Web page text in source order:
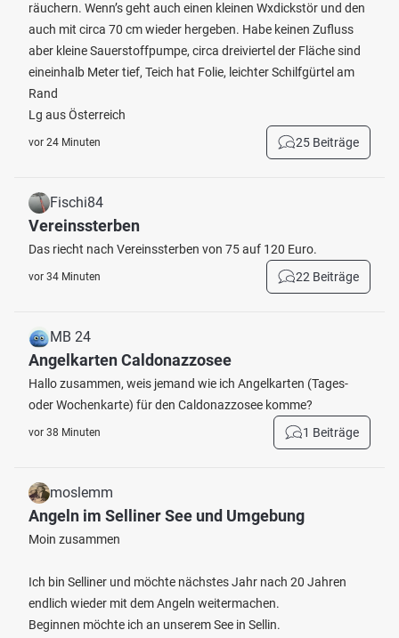
räuchern. Wenn’s geht auch einen kleinen Wxdickstör und den
auch mit circa 70 cm wieder hergeben. Habe keinen Zufluss
aber kleine Sauerstoffpumpe, circa dreiviertel der Fläche sind
eineinhalb Meter tief, Teich hat Folie, leichter Schilfgürtel am
Rand
Lg aus Österreich
vor 24 Minuten 25 Beiträge
Fischi84
Vereinssterben
Das riecht nach Vereinssterben von 75 auf 120 Euro.
vor 34 Minuten 22 Beiträge
MB 24
Angelkarten Caldonazzosee
Hallo zusammen, weis jemand wie ich Angelkarten (Tages-
oder Wochenkarte) für den Caldonazzosee komme?
vor 38 Minuten 1 Beiträge
moslemm
Angeln im Selliner See und Umgebung
Moin zusammen
Ich bin Selliner und möchte nächstes Jahr nach 20 Jahren
endlich wieder mit dem Angeln weitermachen.
Beginnen möchte ich an unserem See in Sellin.